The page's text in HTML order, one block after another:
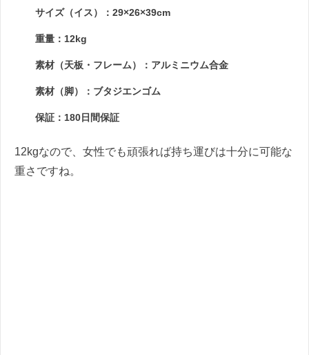
サイズ（イス）：29×26×39cm
重量：12kg
素材（天板・フレーム）：アルミニウム合金
素材（脚）：ブタジエンゴム
保証：180日間保証
12kgなので、女性でも頑張れば持ち運びは十分に可能な
重さですね。